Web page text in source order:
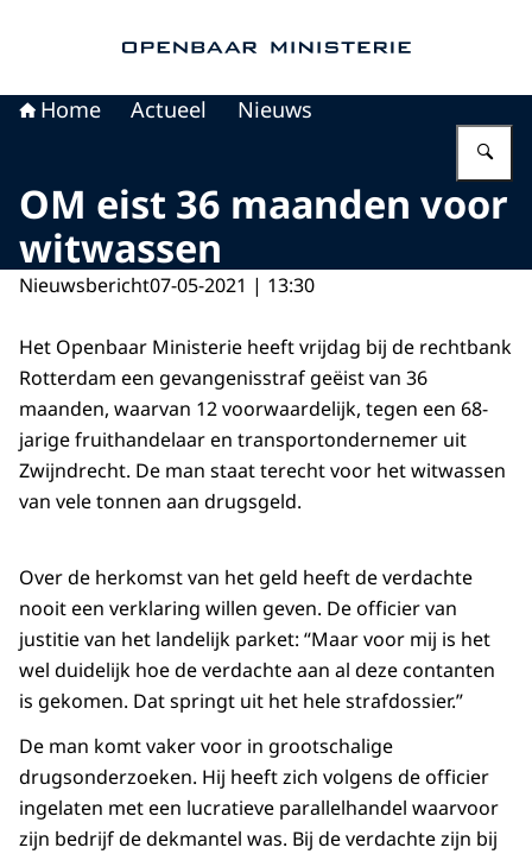
Home Actueel Nieuws
OM eist 36 maanden voor
witwassen
Nieuwsbericht07-05-2021 | 13:30
Het Openbaar Ministerie heeft vrijdag bij de rechtbank
Rotterdam een gevangenisstraf geëist van 36
maanden, waarvan 12 voorwaardelijk, tegen een 68-
jarige fruithandelaar en transportondernemer uit
Zwijndrecht. De man staat terecht voor het witwassen
van vele tonnen aan drugsgeld.
Over de herkomst van het geld heeft de verdachte
nooit een verklaring willen geven. De officier van
justitie van het landelijk parket: “Maar voor mij is het
wel duidelijk hoe de verdachte aan al deze contanten
is gekomen. Dat springt uit het hele strafdossier.”
De man komt vaker voor in grootschalige
drugsonderzoeken. Hij heeft zich volgens de officier
ingelaten met een lucratieve parallelhandel waarvoor
zijn bedrijf de dekmantel was. Bij de verdachte zijn bij